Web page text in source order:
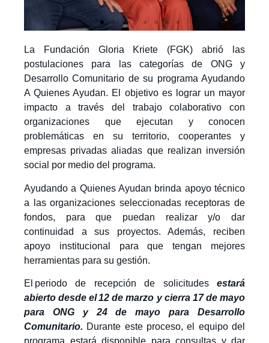
La Fundación Gloria Kriete (FGK) abrió las
postulaciones para las categorías de ONG y
Desarrollo Comunitario de su programa Ayudando
A Quienes Ayudan. El objetivo es lograr un mayor
impacto a travésdel trabajo colaborativo con
organizaciones que ejecutan y conocen
problemáticas en su territorio, cooperantes y
empresas privadas aliadas que realizan inversión
social por medio del programa.
Ayudando a Quienes Ayudan brinda apoyo técnico
a las organizaciones seleccionadas receptoras de
fondos, para que puedan realizar y/o dar
continuidad a sus proyectos. Además, reciben
apoyo institucional para que tengan mejores
herramientas para su gestión.
El periodo de recepción de solicitudes estará
abierto desde el 12 de marzo y cierra 17 de mayo
para ONG y 24 de mayo para Desarrollo
Comunitario. Durante este proceso, el equipo del